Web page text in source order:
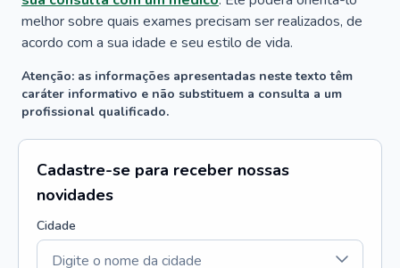
melhor sobre quais exames precisam ser realizados, de
acordo com a sua idade e seu estilo de vida.
Atenção: as informações apresentadas neste texto têm
caráter informativo e não substituem a consulta a um
profissional qualificado.
Cadastre-se para receber nossas
novidades
Cidade